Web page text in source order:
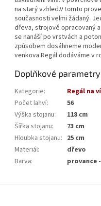
na starý vzhled.V tomto
současnosti velmi žádaný.
dřeva, strojově opracovaný
se nanáší po vrstvách a
způsobem dosáhneme
venkova.Regál dodáváme v
Doplňkové parametry
Kategorie:
Regál na
Počet lahví:
56
Výška stojanu:
118 cm
Šířka stojanu:
73 cm
Hloubka stojanu: 25 cm
Materiál:
dřevo
Barva: provance